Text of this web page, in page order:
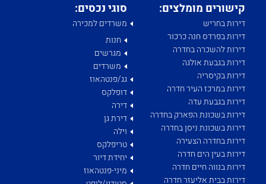
קישורים מומלצים:
דירות בחריש
דירות בפרדס חנה כרכור
דירות להשכרה בחדרה
דירות בגבעת אולגה
דירות בקיסריה
דירות במרכז העיר חדרה
דירות בגבעת עדה
דירות בשכונת הפארק בחדרה
דירות בשכונת ניסן בחדרה
דירות בחדרה הצעירה
דירות בעין הים חדרה
דירות בנווה חיים חדרה
דירות בבית אליעזר חדרה
סוגי נכסים:
משרדים למכירה
חנות
מגרשים
משרדים
גג/פנטהאוז
דופלקס
דירה
דירת גן
וילה
טריפלקס
יחידת דיור
מיני-פנטהאוז